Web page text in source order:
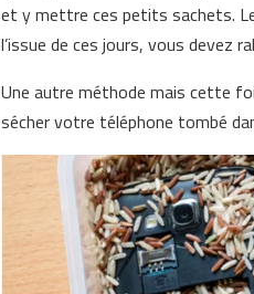
et y mettre ces petits sachets.
l’issue de ces jours, vous devez
Une autre méthode mais cette
sécher votre téléphone tombé